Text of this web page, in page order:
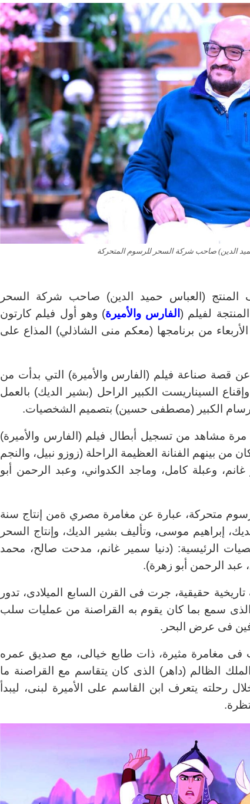
الدين) صاحب شركة السحر للرسوم المتحركة
المنتج (العباس حميد الدين) صاحب شركة السحر
لفيلم (الفارس والأميرة) وهو أول فيلم كارتون
من برنامجها (معكم منى الشاذلي) المذاع على
عن قصة صناعة فيلم (الفارس والأميرة) التي بدأت من
السيناريست الكبير الراحل (بشير الديك) بالعمل
الرسام الكبير (مصطفى حسين) بتصميم الشخصيات.
مرة مشاهد من تسجيل أبطال فيلم (الفارس والأميرة)
بينهم الفنانة العظيمة الراحلة (زوزو نبيل، والنجم
وعبلة كامل، وماجد الكدواني، وعبد الرحمن أبو
رسوم متحركة، عبارة عن مغامرة مصري ةمن إنتاج سنة
إبراهيم موسى، وتأليف بشير الديك، وإنتاج السحر
الرئيسية: (دنيا سمير غانم، مدحت صالح، محمد
عبد الرحمن أبو زهرة).
حقيقية، جرت فى القرن السابع الميلادى، تدور
سمع بما كان يقوم به القراصنة من عمليات سلب
فى عرض البحر.
فى مغامرة مثيرة، ذات طابع خيالى، مع صديق عمره
الملك الظالم (داهر) الذى كان يتقاسم مع القراصنة ما
رحلته يتعرف ابن القاسم على الأميرة لبنى، ليبدأ